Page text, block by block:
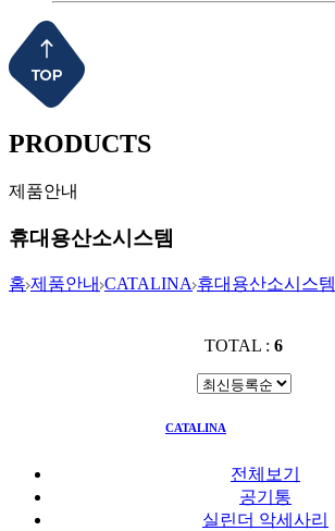
PRODUCTS
제품안내
휴대용산소시스템
홈 제품안내 CATALINA 휴대용산소시스템
TOTAL : 6
CATALINA
전체보기
공기통
실린더 악세사리